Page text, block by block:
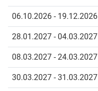
06.10.2026 - 19.12.2026
28.01.2027 - 04.03.2027
08.03.2027 - 24.03.2027
30.03.2027 - 31.03.2027